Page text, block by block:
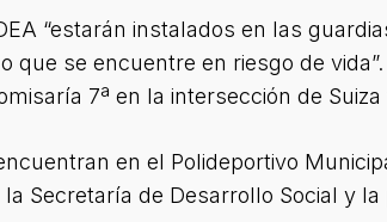
“estarán instalados en las
que se encuentre en riesgo de
7ª en la intersección de
en el Polideportivo
Secretaría de Desarrollo Social y